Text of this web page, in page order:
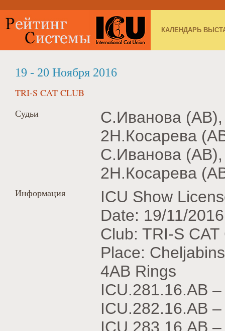
КАЛЕНДАРЬ
19 - 20 Ноября 2016
TRI-S CAT CLUB
Судьи
С.Иванова
2Н.Косарева
С.Иванова
2Н.Косарева
Информация
ICU Show
Date: 19/11/2016
Club: TRI-S
Place:
4AB Rings
ICU.281.16.АВ –
ICU.282.16.АВ –
ICU.283.16.АВ –